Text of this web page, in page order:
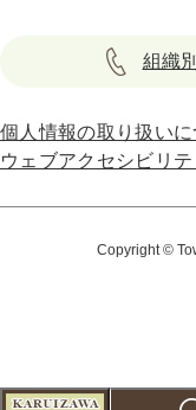
組織
個人情報の取り扱いに
ウェブアクセシビリ
Copyright ©